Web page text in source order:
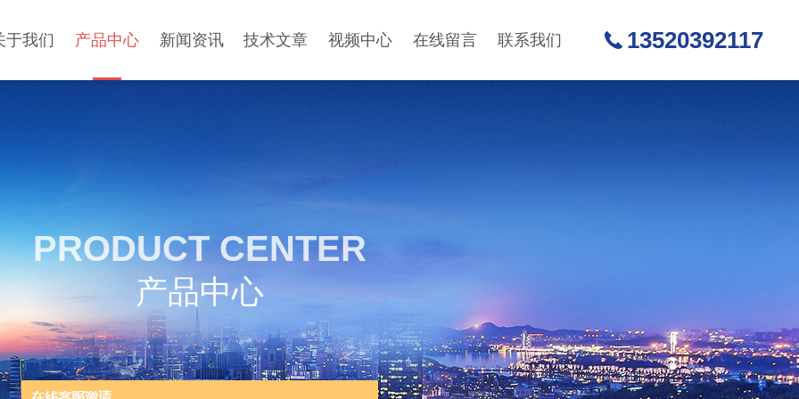
于我们 产品中心 新闻资讯 技术文章 视频中心 在线留言 联系我们 13520392117
PRODUCT CENTER
产品中心